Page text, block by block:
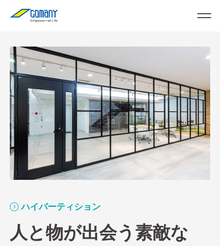
ハイパーティション
人と物が出会う素敵な